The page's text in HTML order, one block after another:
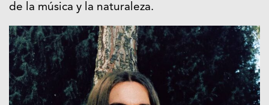
de la música y la naturaleza.